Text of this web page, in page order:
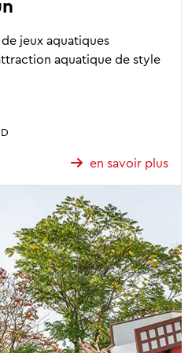
jeux aquatiques
aquatique de style
en savoir plus